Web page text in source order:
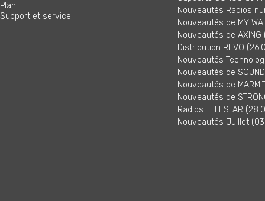
Plan
Support et service
Nouveautés Radios
Nouveautés de MY
Nouveautés de AXING
Distribution REVO
Nouveautés
Nouveautés de
Nouveautés de
Nouveautés de
Radios TELESTAR
Nouveautés Juillet